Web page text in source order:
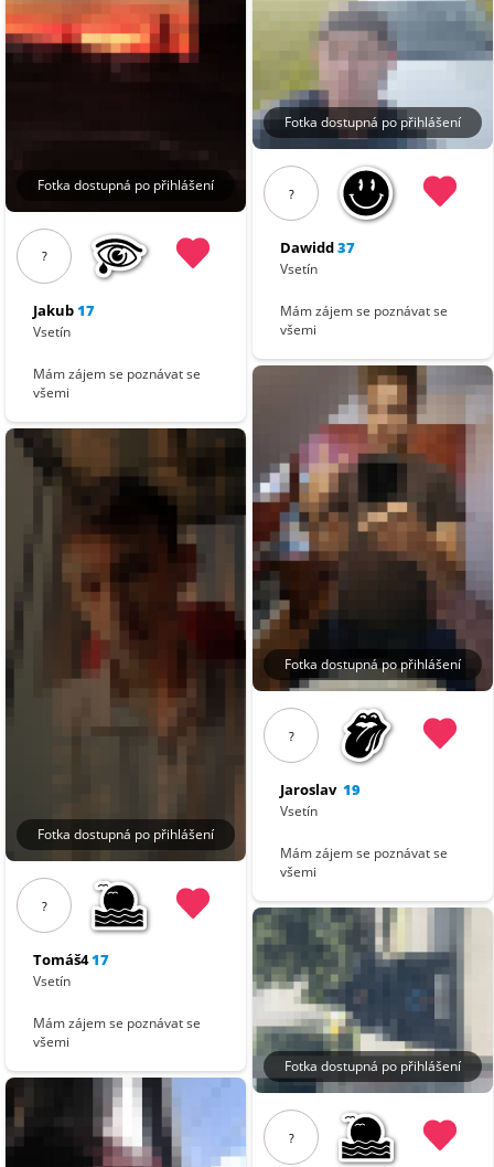
Fotka dostupná po přihlášení
?
Jakub17
Vsetín
Mám zájem se poznávat se
všemi
Fotka dostupná po přihlášení
?
Tomáš417
Vsetín
Mám zájem se poznávat se
všemi
Fotka dostupná po přihlášení
?
Dawidd37
Vsetín
Mám zájem se poznávat se
všemi
Fotka dostupná po přihlášení
?
Jaroslav 19
Vsetín
Mám zájem se poznávat se
všemi
Fotka dostupná po přihlášení
?